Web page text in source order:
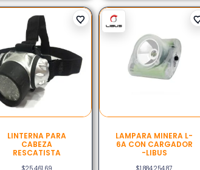
LINTERNA PARA
CABEZA
RESCATISTA
$25.461,69
LAMPARA MINERA L-
6A CON CARGADOR
-LIBUS
$1.884.254,87